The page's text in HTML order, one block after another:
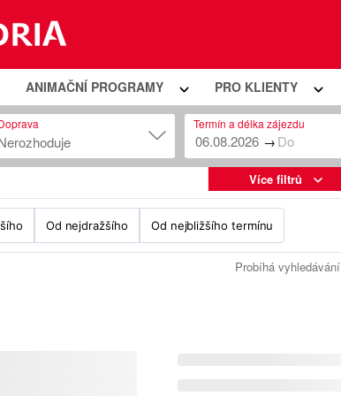
ANIMAČNÍ PROGRAMY PRO KLIENTY
Termín a délka zájezdu
→
Více filtrů
Od nejdražšího Od nejbližšího termínu
Probíhá vyhledávání